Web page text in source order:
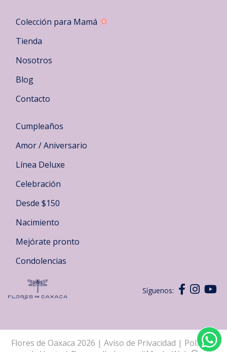
Colección para Mamá
Tienda
Nosotros
Blog
Contacto
Cumpleaños
Amor / Aniversario
Línea Deluxe
Celebración
Desde $150
Nacimiento
Mejórate pronto
Condolencias
Síguenos:
Flores de Oaxaca 2026 | Aviso de Privacidad | Políticas